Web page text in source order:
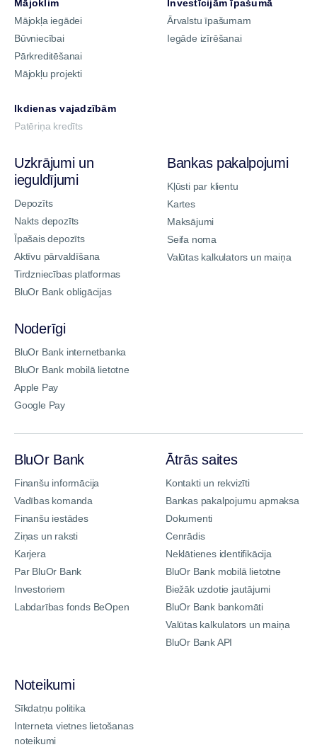
Mājoklim
Mājokļa iegādei
Būvniecībai
Pārkreditēšanai
Mājokļu projekti
Investīcijām īpašumā
Ārvalstu īpašumam
Iegāde izīrēšanai
Ikdienas vajadzībām
Patēriņa kredīts
Uzkrājumi un
ieguldījumi
Depozīts
Nakts depozīts
Īpašais depozīts
Aktīvu pārvaldīšana
Tirdzniecības platformas
BluOr Bank obligācijas
Bankas pakalpojumi
Kļūsti par klientu
Kartes
Maksājumi
Seifa noma
Valūtas kalkulators un maiņa
Noderīgi
BluOr Bank internetbanka
BluOr Bank mobilā lietotne
Apple Pay
Google Pay
BluOr Bank
Finanšu informācija
Vadības komanda
Finanšu iestādes
Ziņas un raksti
Karjera
Par BluOr Bank
Investoriem
Labdarības fonds BeOpen
Ātrās saites
Kontakti un rekvizīti
Bankas pakalpojumu apmaksa
Dokumenti
Cenrādis
Neklātienes identifikācija
BluOr Bank mobilā lietotne
Biežāk uzdotie jautājumi
BluOr Bank bankomāti
Valūtas kalkulators un maiņa
BluOr Bank API
Noteikumi
Sīkdatņu politika
Interneta vietnes lietošanas
noteikumi